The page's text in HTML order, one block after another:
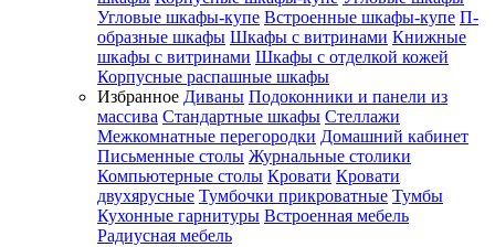
Угловые шкафы-купе Встроенные шкафы-купе П-
образные шкафы Шкафы с витринами Книжные
шкафы с витринами Шкафы c отделкой кожей
Корпусные распашные шкафы
Избранное Диваны Подоконники и панели из
массива Стандартные шкафы Стеллажи
Межкомнатные перегородки Домашний кабинет
Письменные столы Журнальные столики
Компьютерные столы Кровати Кровати
двухярусные Тумбочки прикроватные Тумбы
Кухонные гарнитуры Встроенная мебель
Радиусная мебель